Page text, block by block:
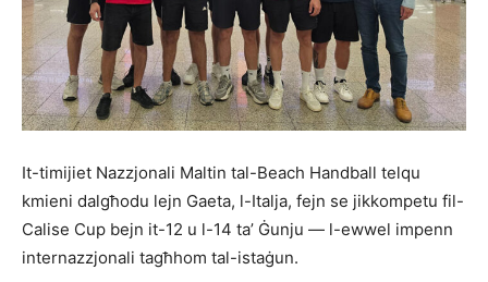
It-timijiet Nazzjonali Maltin tal-Beach Handball telqu
kmieni dalgħodu lejn Gaeta, l-Italja, fejn se jikkompetu fil-
Calise Cup bejn it-12 u l-14 ta’ Ġunju — l-ewwel impenn
internazzjonali tagħhom tal-istaġun.